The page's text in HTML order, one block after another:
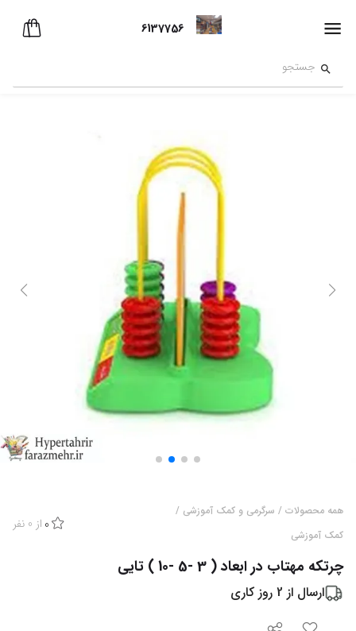
6137756
همه محصولات / سرگرمی و کمک آموزشی /
کمک آموزشی
0 از 0 نفر
چرتکه مهتاب در ابعاد ( 3 -5 -10 ) تایی
ارسال از 2 روز کاری